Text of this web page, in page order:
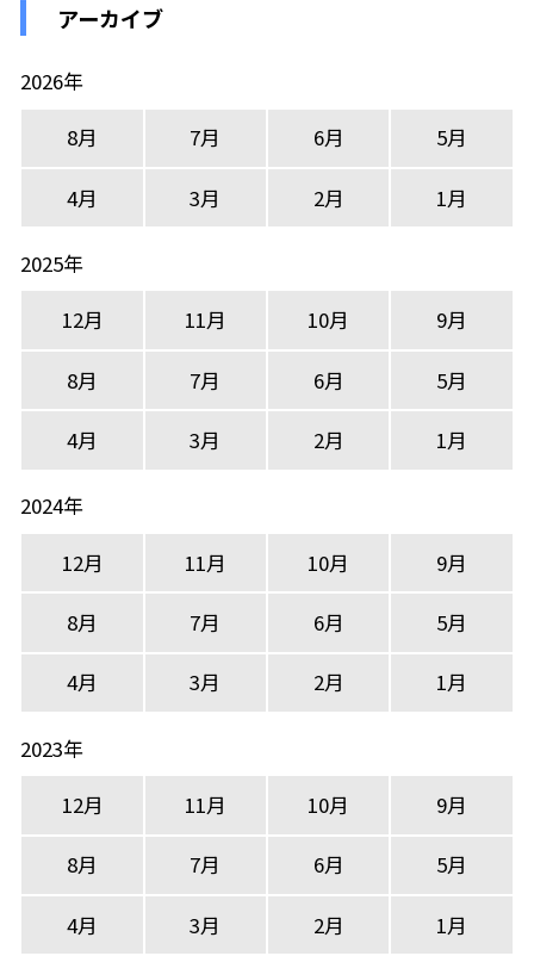
アーカイブ
2026年
8月
7月 6月 5月
4月 3月 2月 1月
2025年
12月
11月 10月 9月
8月 7月 6月 5月
4月 3月 2月 1月
2024年
12月
11月 10月 9月
8月 7月 6月 5月
4月 3月 2月 1月
2023年
12月
11月 10月 9月
8月 7月 6月 5月
4月 3月 2月 1月